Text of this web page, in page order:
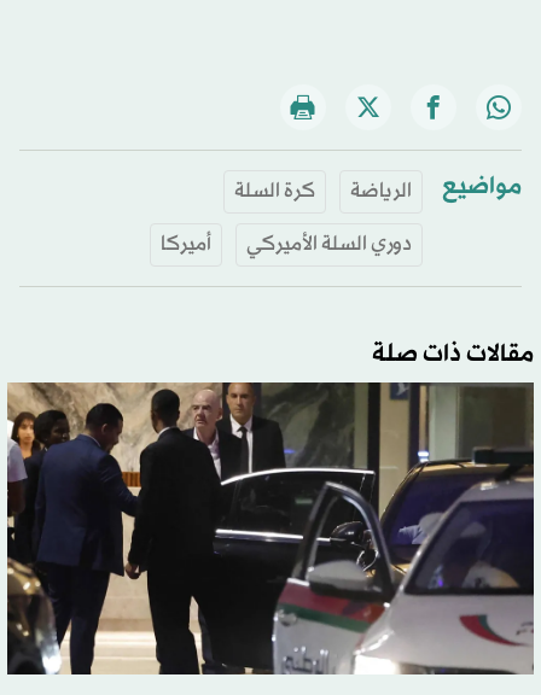
مواضيع الرياضة
كرة السلة
دوري السلة الأميركي
أميركا
مقالات ذات صلة